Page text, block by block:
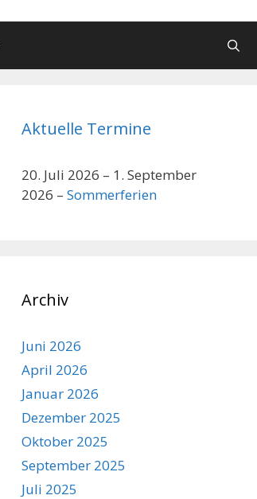
Aktuelle Termine
20. Juli 2026 – 1. September
2026 – Sommerferien
Archiv
Juni 2026
April 2026
Januar 2026
Dezember 2025
Oktober 2025
September 2025
Juli 2025